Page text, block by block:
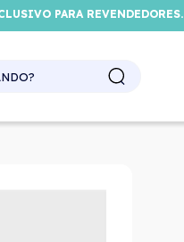
PARA REVENDEDORES.